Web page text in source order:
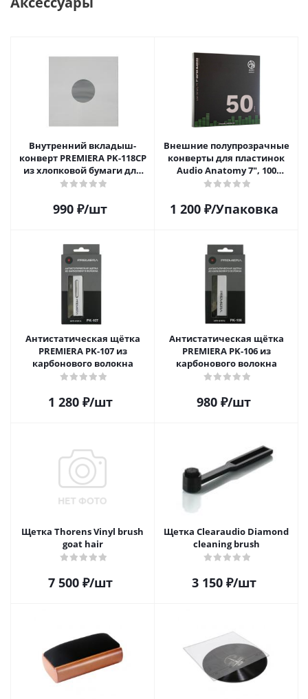
Внутренний вкладыш-
конверт PREMIERA PK-118CP
из хлопковой бумаги для
12" виниловой пластинки 1
990 ₽/шт
Внешние полупрозрачные
конверты для пластинок
Audio Anatomy 7", 100
микрон, полиэтилен (50 шт)
1 200₽/Упаковка
Антистатическая щётка
PREMIERA PK-107 из
карбонового волокна
1 280₽/шт
Антистатическая щётка
PREMIERA PK-106 из
карбонового волокна
980 ₽/шт
Щетка Thorens Vinyl brush
goat hair
7 500₽/шт
Щетка Clearaudio Diamond
cleaning brush
3 150₽/шт